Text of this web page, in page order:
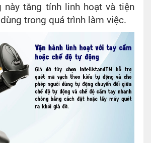
này tăng tính linh hoạt và tiện
trong quá trình làm việc.